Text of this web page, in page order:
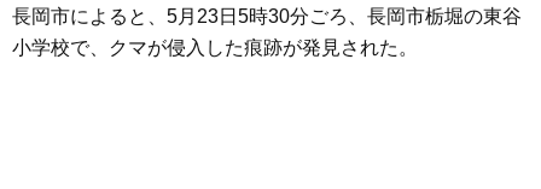
長岡市によると、5月23日5時30分ごろ、長岡市栃堀の東谷
小学校で、クマが侵入した痕跡が発見された。